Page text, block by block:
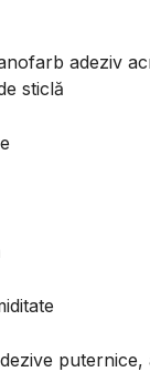
adeziv
sticlă
puternice,